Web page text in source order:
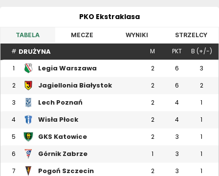
PKO Ekstraklasa
TABELA MECZE WYNIKI STRZELCY
# DRUŻYNA M PKT B (+/-)
1 Legia Warszawa 2 6 3
2 Jagiellonia Białystok 2 6 2
3 Lech Poznań 2 4 1
4 Wisła Płock 2 4 1
5 GKS Katowice 2 3 1
6 Górnik Zabrze 1 3 1
7 Pogoń Szczecin 2 3 1